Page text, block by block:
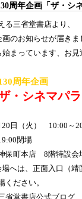
周年企画「ザ・シ
る三省堂書店より、
のお知らせが届きま
まっています、お見
周年企画
・シネマパ
20日（火） 10:00～
閉場
保町本店 8階特設会
、正面入口（靖国
さい。
省堂書店公式ブログ